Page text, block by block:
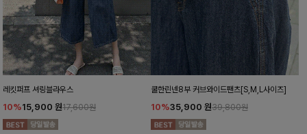
레킷퍼프 셔링블라우스
10%15,900 원17,600원
쿨한린넨8부 커브와이드팬츠[S,M,L사이즈]
10%35,900 원39,800원